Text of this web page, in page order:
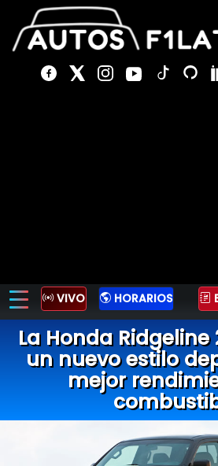
VIVO HORARIOS
La Honda Ridgeline
un nuevo estilo
mejor